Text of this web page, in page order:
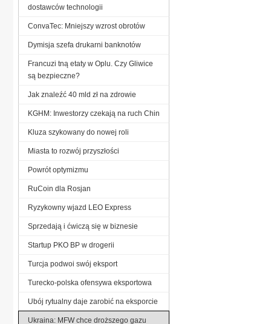
dostawców technologii
ConvaTec: Mniejszy wzrost obrotów
Dymisja szefa drukarni banknotów
Francuzi tną etaty w Oplu. Czy Gliwice
są bezpieczne?
Jak znaleźć 40 mld zł na zdrowie
KGHM: Inwestorzy czekają na ruch Chin
Kluza szykowany do nowej roli
Miasta to rozwój przyszłości
Powrót optymizmu
RuCoin dla Rosjan
Ryzykowny wjazd LEO Express
Sprzedają i ćwiczą się w biznesie
Startup PKO BP w drogerii
Turcja podwoi swój eksport
Turecko-polska ofensywa eksportowa
Ubój rytualny daje zarobić na eksporcie
Ukraina: MFW chce droższego gazu